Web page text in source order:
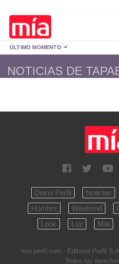
ÚLTIMO MOMENTO
NOTICIAS DE
Diario Perfil Noticias
Hombre
Weekend
Look
Luz Mía
mia.perfil.com - Editorial Perfil
Todos los